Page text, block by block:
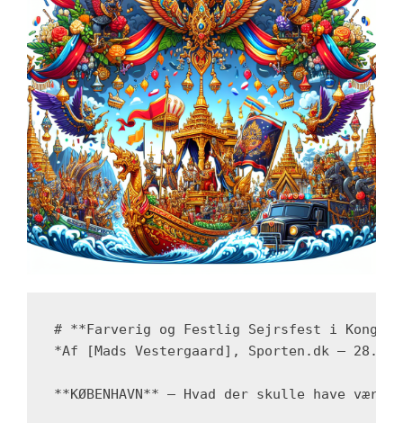
# **Farverig og Festlig Sejrsfest i
*Af [Mads Vestergaard], Sporten.dk – 28.
**KØBENHAVN** – Hvad der skulle have